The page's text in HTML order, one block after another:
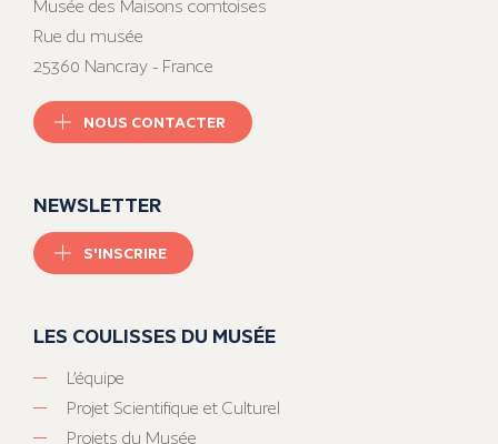
Musée des Maisons comtoises
Rue du musée
25360 Nancray - France
NOUS CONTACTER
NEWSLETTER
S'INSCRIRE
LES COULISSES DU MUSÉE
L’équipe
Projet Scientifique et Culturel
Projets du Musée